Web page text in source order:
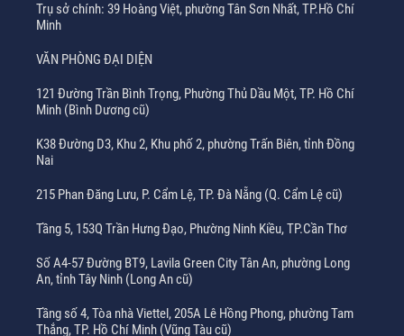
Trụ sở chính: 39 Hoàng Việt, phường Tân Sơn Nhất, TP.Hồ Chí
Minh
VĂN PHÒNG ĐẠI DIỆN
121 Đường Trần Bình Trọng, Phường Thủ Dầu Một, TP. Hồ Chí
Minh (Bình Dương cũ)
K38 Đường D3, Khu 2, Khu phố 2, phường Trấn Biên, tỉnh Đồng
Nai
215 Phan Đăng Lưu, P. Cẩm Lệ, TP. Đà Nẵng (Q. Cẩm Lệ cũ)
Tầng 5, 153Q Trần Hưng Đạo, Phường Ninh Kiều, TP.Cần Thơ
Số A4-57 Đường BT9, Lavila Green City Tân An, phường Long
An, tỉnh Tây Ninh (Long An cũ)
Tầng số 4, Tòa nhà Viettel, 205A Lê Hồng Phong, phường Tam
Thắng, TP. Hồ Chí Minh (Vũng Tàu cũ)